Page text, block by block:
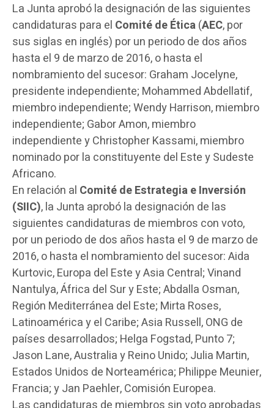
La Junta aprobó la designación de las siguientes
candidaturas para el Comité de Ética(AEC, por
sus siglas en inglés) por un periodo de dos años
hasta el 9 de marzo de 2016, o hasta el
nombramiento del sucesor: Graham Jocelyne,
presidente independiente; Mohammed Abdellatif,
miembro independiente; Wendy Harrison, miembro
independiente; Gabor Amon, miembro
independiente y Christopher Kassami, miembro
nominado por la constituyente del Este y Sudeste
Africano.
En relación al Comité de Estrategia e Inversión
(SIIC), la Junta aprobó la designación de las
siguientes candidaturas de miembros con voto,
por un periodo de dos años hasta el 9 de marzo de
2016, o hasta el nombramiento del sucesor: Aida
Kurtovic, Europa del Este y Asia Central; Vinand
Nantulya, África del Sur y Este; Abdalla Osman,
Región Mediterránea del Este; Mirta Roses,
Latinoamérica y el Caribe; Asia Russell, ONG de
países desarrollados; Helga Fogstad, Punto 7;
Jason Lane, Australia y Reino Unido; Julia Martin,
Estados Unidos de Norteamérica; Philippe Meunier,
Francia; y Jan Paehler, Comisión Europea.